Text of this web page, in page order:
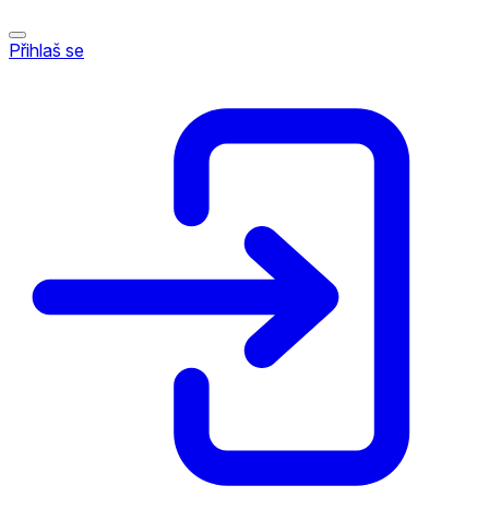
Přihlaš se